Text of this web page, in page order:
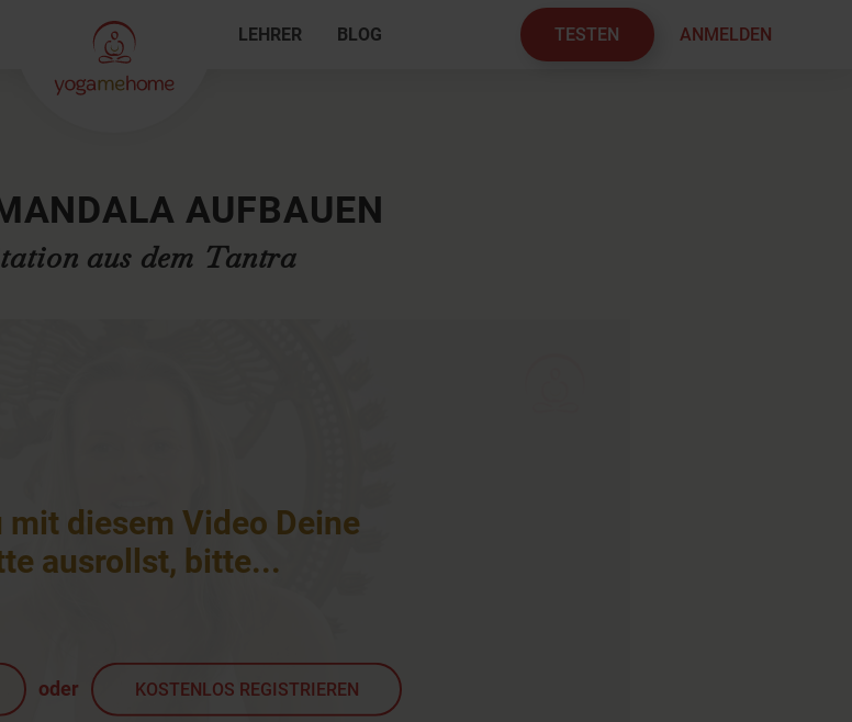
LEHRER BLOG TESTEN ANMELDEN
AUFBAUEN
aus dem Tantra
mit diesem Video Deine
ausrollst, bitte...
oder KOSTENLOS REGISTRIEREN